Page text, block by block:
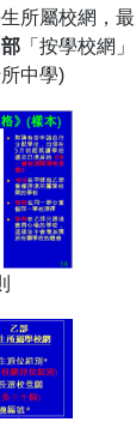
所屬校網，
「按學校網
中學)